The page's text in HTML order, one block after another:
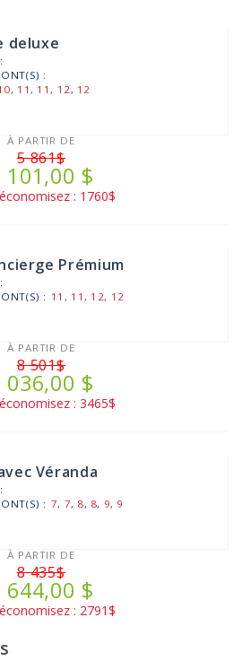
deluxe
:
, 11, 11, 12, 12
À PARTIR DE
5 861$
101,00 $
: 1760$
Prémium
: 11 , 11, 12, 12
À PARTIR DE
8 501$
036,00 $
: 3465$
Véranda
: 7, 7, 8, 8, 9, 9
À PARTIR DE
8 435$
644,00 $
: 2791$